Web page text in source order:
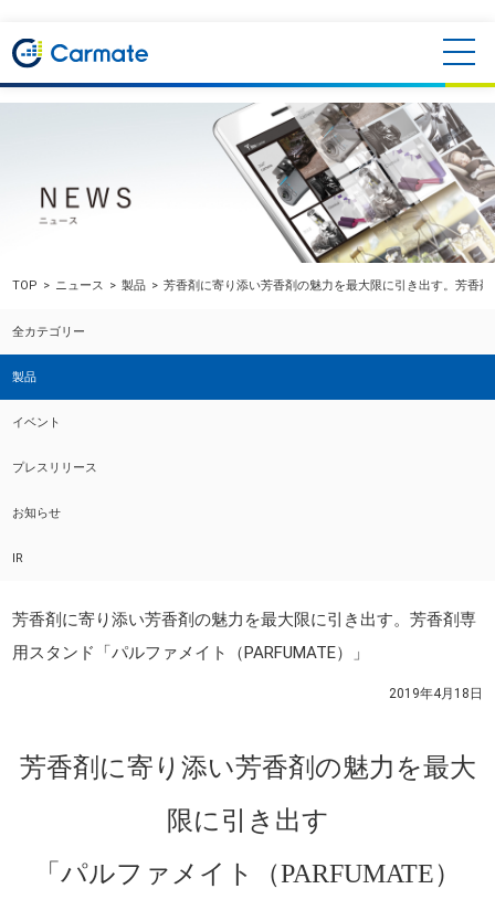
TOP ニュース 製品 芳香剤に寄り添い芳香剤の魅力を最大限に引き出す。芳香
全カテゴリー
製品
イベント
プレスリリース
お知らせ
IR
芳香剤に寄り添い芳香剤の魅力を最大限に引き出す。芳香剤専
用スタンド「パルファメイト（PARFUMATE）」
2019年4月18日
芳香剤に寄り添い芳香剤の魅力を最大
限に引き出す
「パルファメイト（PARFUMATE）